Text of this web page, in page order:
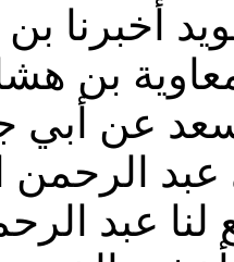
سويد
بن
عن أبي
عبد